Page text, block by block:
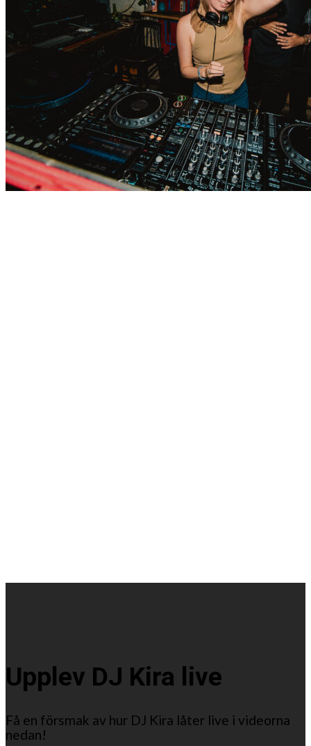
Upplev DJ Kira live
Få en försmak av hur DJ Kira låter live i videorna
nedan!